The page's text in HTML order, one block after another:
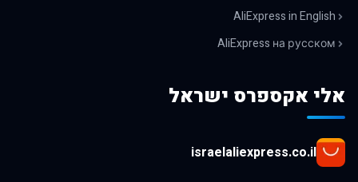
AliExpress in English
AliExpress на русском
אלי אקספרס ישראל
israelaliexpress.co.il